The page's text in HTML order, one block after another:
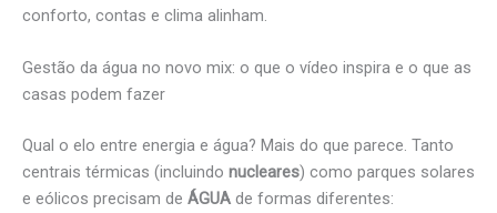
conforto, contas e clima alinham.
Gestão da água no novo mix: o que o vídeo inspira e o que as
casas podem fazer
Qual o elo entre energia e água? Mais do que parece. Tanto
centrais térmicas (incluindo nucleares) como parques solares
e eólicos precisam de ÁGUA de formas diferentes: